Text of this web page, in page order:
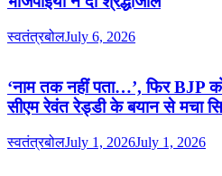
स्वतंत्रबोलJuly 6, 2026
‘नाम तक नहीं पता…’, फिर BJP
सीएम रेवंत रेड्डी के बयान से मचा
स्वतंत्रबोलJuly 1, 2026July 1, 2026